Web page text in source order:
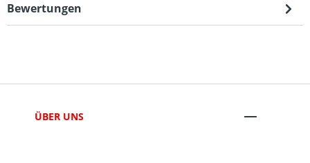
Bewertungen
ÜBER UNS